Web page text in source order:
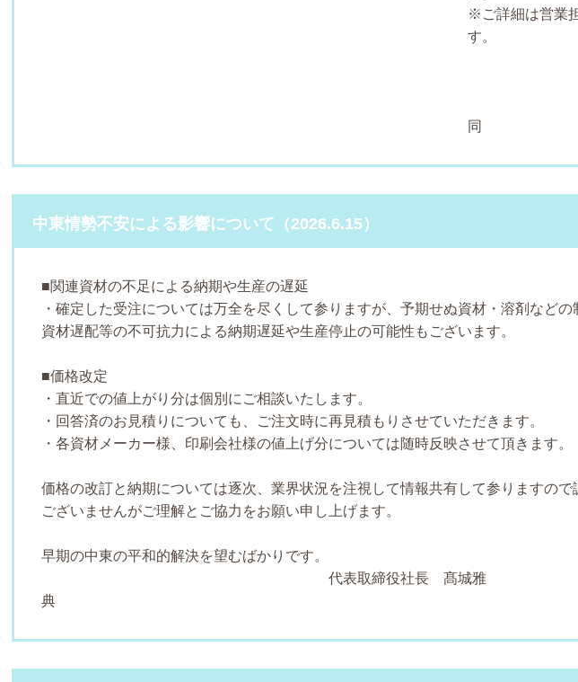
※ご詳細は営業
従
中東情勢不安による影響について（2026.6.15）
■関連資材の不足による納期や生産の遅延
・確定した受注については万全を尽くして参りますが、予期せぬ資材・溶剤などの
資材遅配等の不可抗力による納期遅延や生産停止の可能性もございます。
■価格改定
・直近での値上がり分は個別にご相談いたします。
・回答済のお見積りについても、ご注文時に再見積もりさせていただきます。
・各資材メーカー様、印刷会社様の値上げ分については随時反映させて頂きます。
価格の改訂と納期については逐次、業界状況を注視して情報共有して参りますので
ございませんがご理解とご協力をお願い
早期の中東の平和的解決を望むばかりです。
代表取締役社長 髙城雅
典